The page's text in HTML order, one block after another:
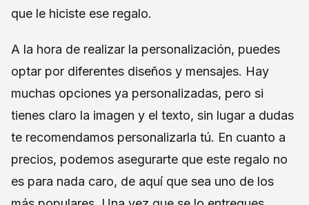
que le hiciste ese regalo.
A la hora de realizar la personalización, puedes
optar por diferentes diseños y mensajes. Hay
muchas opciones ya personalizadas, pero si
tienes claro la imagen y el texto, sin lugar a dudas
te recomendamos personalizarla tú. En cuanto a
precios, podemos asegurarte que este regalo no
es para nada caro, de aquí que sea uno de los